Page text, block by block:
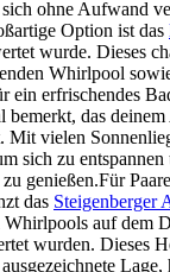
ohne Aufwand
Option ist das
wurde. Dieses
Whirlpool
erfrischendes
bemerkt, das
Mit vielen
sich zu
genießen.Für
das Steigenberger
Whirlpools auf dem
wurden. Dieses